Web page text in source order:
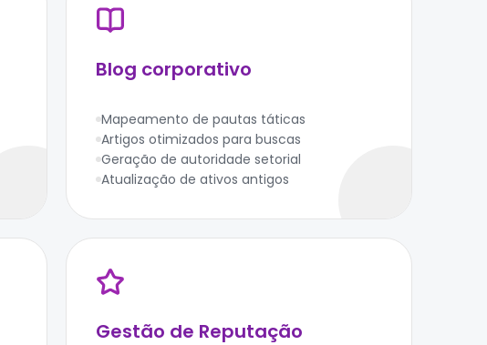
Blog corporativo
Mapeamento de pautas táticas
Artigos otimizados para buscas
Geração de autoridade setorial
Atualização de ativos antigos
Gestão de Reputação